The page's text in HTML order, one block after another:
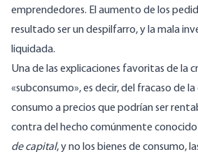
emprendedores. El aumento de los
resultado ser un despilfarro, y la mala
liquidada.
Una de las explicaciones favoritas de la
«subconsumo», es decir, del fracaso de
consumo a precios que podrían ser
contra del hecho comúnmente conocido
de capital, y no los bienes de consumo,